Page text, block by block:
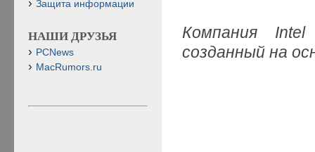
Компания
созданный на
Защита информации
НАШИ ДРУЗЬЯ
PCNews
MacRumors.ru